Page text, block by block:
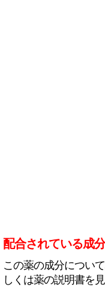
配合されている成
この薬の成分につい
しくは薬の説明書を